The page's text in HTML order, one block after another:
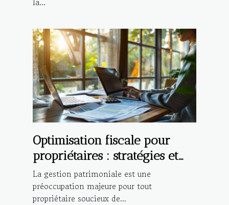
Optimisation fiscale pour
propriétaires : stratégies et
bénéfices
La gestion patrimoniale est une
préoccupation majeure pour tout
propriétaire soucieux de...